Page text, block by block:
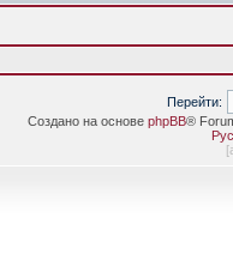
Перейти:
Создано на основе phpBB®
[